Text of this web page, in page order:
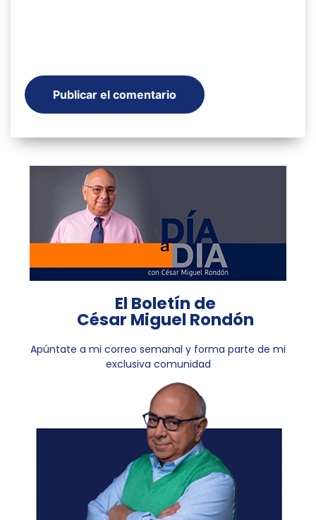
El Boletín de
César Miguel Rondón
Apúntate a mi correo semanal y forma parte de mi
exclusiva comunidad